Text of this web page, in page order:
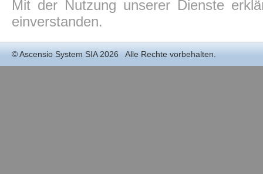
Mit der Nutzung unserer Dienste
einverstanden.
©Ascensio System SIA2026 Alle Rechte vorbehalten.